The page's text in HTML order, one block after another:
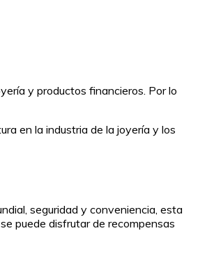
y productos financieros. Por lo
en la industria de la joyería y los
seguridad y conveniencia, esta
puede disfrutar de recompensas